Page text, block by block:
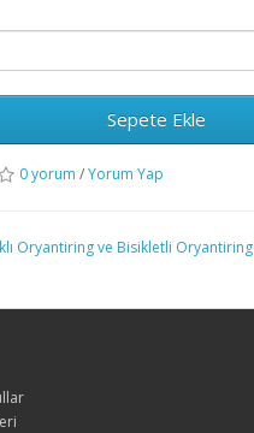
Sepete Ekle
0 yorum /Yorum Yap
Oryantiring ve Bisikletli Oryantiring